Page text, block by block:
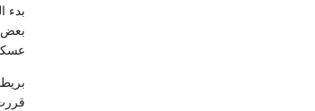
بدء
بعض